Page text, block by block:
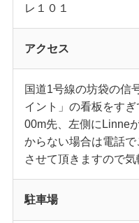
レ１０１
アクセス
国道1号線の坊袋の信
イント」の看板をす
00m先、左側にLinne
からない場合は電話
させて頂きますので気
駐車場